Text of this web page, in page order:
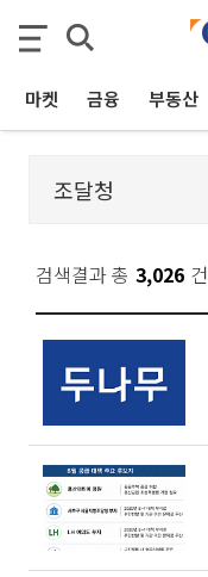
마켓 금융 부동산
검색결과 총 3,026 건